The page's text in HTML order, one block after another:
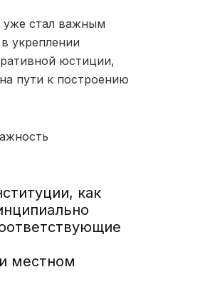
уже стал важным
укреплении
юстиции,
пути к построению
как
местном